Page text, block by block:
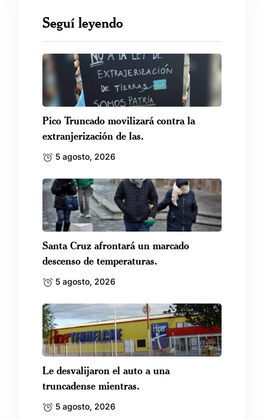
Seguí leyendo
Pico Truncado movilizará contra la
extranjerización de las.
5 agosto, 2026
Santa Cruz afrontará un marcado
descenso de temperaturas.
5 agosto, 2026
Le desvalijaron el auto a una
truncadense mientras.
5 agosto, 2026